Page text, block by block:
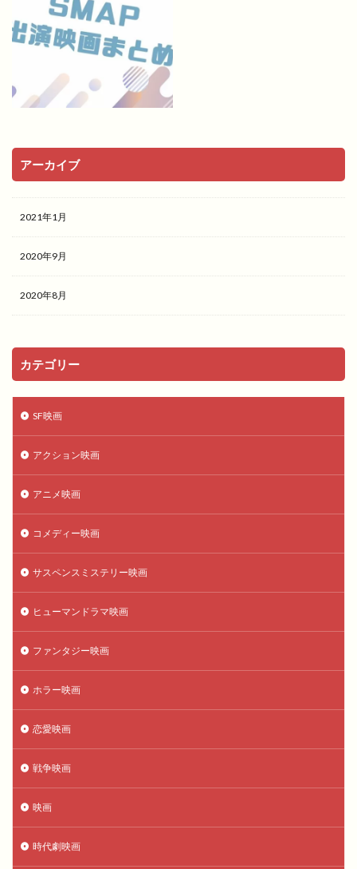
アーカイブ
2021年1月
2020年9月
2020年8月
カテゴリー
SF映画
アクション映画
アニメ映画
コメディー映画
サスペンスミステリー映画
ヒューマンドラマ映画
ファンタジー映画
ホラー映画
恋愛映画
戦争映画
映画
時代劇映画